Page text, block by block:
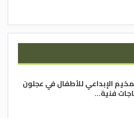
الإبداعي للأطفال في عجلون
فنية…